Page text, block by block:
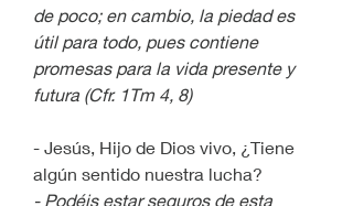
de poco; en cambio, la piedad es
útil para todo, pues contiene
promesas para la vida presente y
futura (Cfr. 1Tm 4, 8)
- Jesús, Hijo de Dios vivo, ¿Tiene
algún sentido nuestra lucha?
- Podéis estar seguros de esta